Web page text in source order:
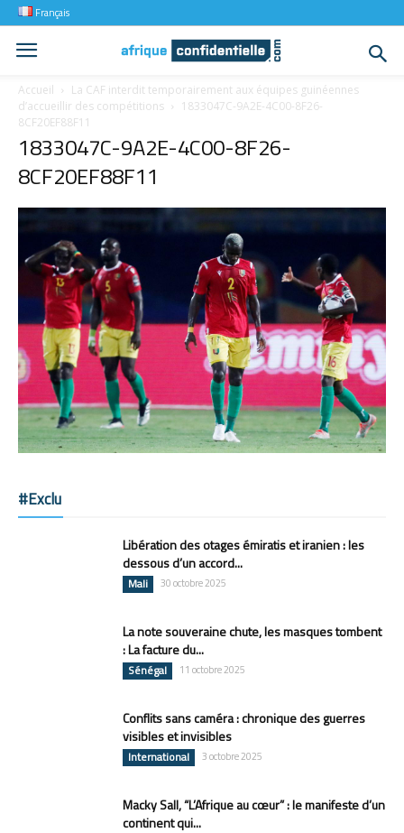
Français
Accueil
La CAF interdit temporairement aux équipes guinéennes
d’accueillir des compétitions
1833047C-9A2E-4C00-8F26-
8CF20EF88F11
1833047C-9A2E-4C00-8F26-
8CF20EF88F11
#Exclu
Libération des otages émiratis et iranien : les
dessous d’un accord...
Mali 30 octobre 2025
La note souveraine chute, les masques tombent
: La facture du...
Sénégal 11 octobre 2025
Conflits sans caméra : chronique des guerres
visibles et invisibles
International 3 octobre 2025
Macky Sall, “L’Afrique au cœur” : le manifeste d’un
continent qui...